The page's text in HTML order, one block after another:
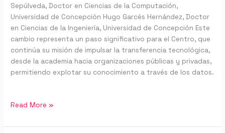
Sepúlveda, Doctor en Ciencias de la Computación,
Universidad de Concepción Hugo Garcés Hernández, Doctor
en Ciencias de la Ingeniería, Universidad de Concepción Este
cambio representa un paso significativo para el Centro, que
continúa su misión de impulsar la transferencia tecnológica,
desde la academia hacia organizaciones públicas y privadas,
permitiendo explotar su conocimiento a través de los datos.
Read More »